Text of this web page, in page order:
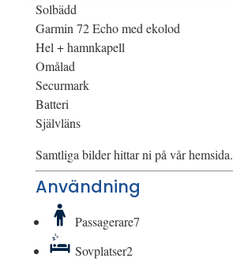
Solbädd
Garmin 72 Echo med ekolod
Hel + hamnkapell
Omålad
Securmark
Batteri
Självläns
Samtliga bilder hittar ni på vår hemsida.
Användning
Passagerare7
Sovplatser2